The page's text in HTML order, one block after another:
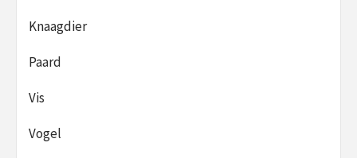
Knaagdier
Paard
Vis
Vogel